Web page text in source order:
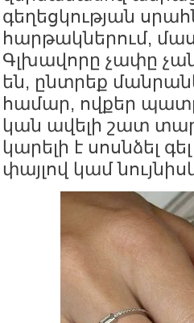
գեղեցկության
հարթակներում,
Գլխավորը չափը
են, ընտրեք
համար, ովքեր
կան ավելի շատ
կարելի է սոսնձել
փայլով կամ